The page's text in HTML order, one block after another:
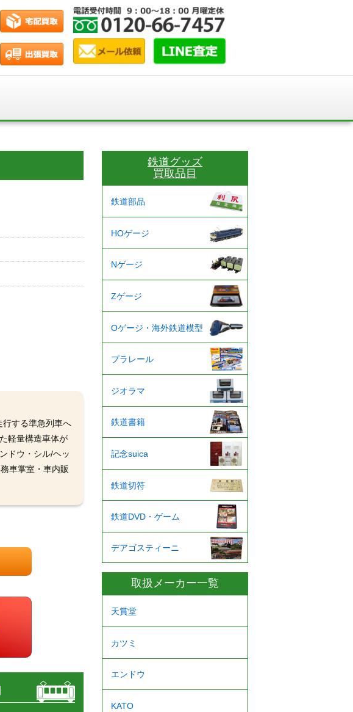
する準急列車へ
軽量構造車体が
ドウ・シル/ヘッ
車掌室・車内販
鉄道グッズ
買取品目
鉄道部品
HOゲージ
Nゲージ
Zゲージ
Oゲージ・海外鉄道模型
プラレール
ジオラマ
鉄道書籍
記念suica
鉄道切符
鉄道DVD・ゲーム
デアゴスティーニ
取扱メーカー一覧
天賞堂
カツミ
エンドウ
KATO